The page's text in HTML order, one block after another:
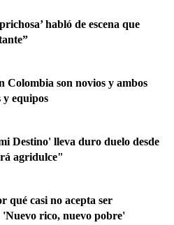
habló de escena que
Colombia son novios y ambos
y equipos
Destino' lleva duro duelo desde
agridulce"
qué casi no acepta ser
rico, nuevo pobre'